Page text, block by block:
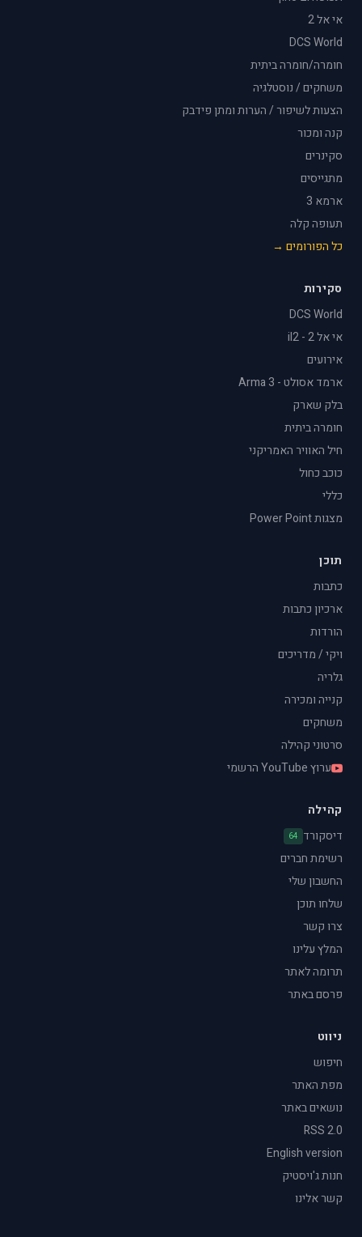
אי אל 2
DCS World
חומרה/חומרה ביתית
משחקים / נוסטלגיה
הצעות לשיפור / הערות ומתן פידבק
קנה ומכור
סקינרים
מתגייסים
ארמא 3
תעופה קלה
כל הפורומים →
סקירות
DCS World
אי אל 2 - il2
אירועים
ארמד אסולט - Arma 3
בלק שארק
חומרה ביתית
חיל האוויר האמריקני
כוכב כחול
כללי
מצגות Power Point
תוכן
כתבות
ארכיון כתבות
הורדות
ויקי / מדריכים
גלריה
קנייה ומכירה
משחקים
סרטוני קהילה
ערוץ YouTube הרשמי
קהילה
דיסקורד 64
רשימת חברים
החשבון שלי
שלחו תוכן
צרו קשר
המלץ עלינו
תרומה לאתר
פרסם באתר
ניווט
חיפוש
מפת האתר
נושאים באתר
RSS 2.0
English version
חנות ג'ויסטיק
קשר אלינו